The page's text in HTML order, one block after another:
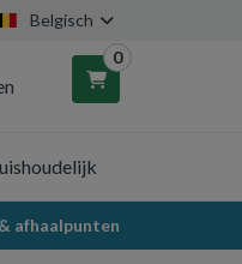
Belgisch
0
afhaalpunten